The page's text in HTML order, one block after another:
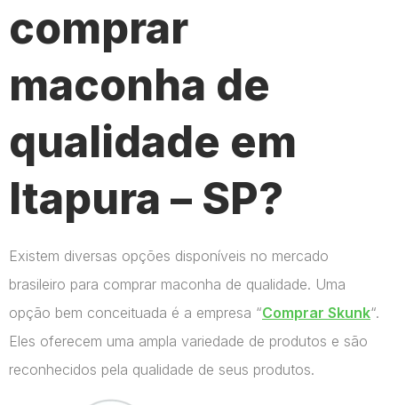
comprar
maconha de
qualidade em
Itapura – SP?
Existem diversas opções disponíveis no mercado
brasileiro para comprar maconha de qualidade. Uma
opção bem conceituada é a empresa “Comprar Skunk“.
Eles oferecem uma ampla variedade de produtos e são
reconhecidos pela qualidade de seus produtos.